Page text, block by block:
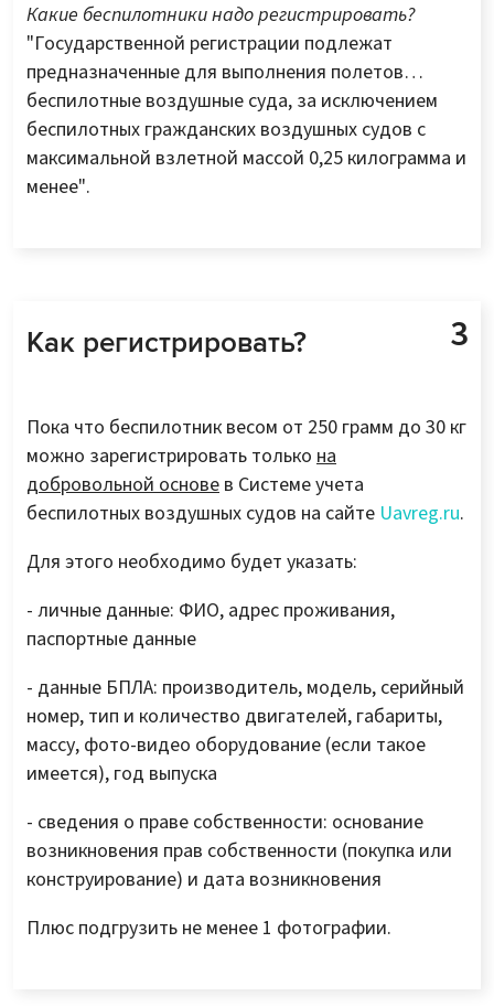
Какие беспилотники надо регистрировать?
"Государственной регистрации подлежат
предназначенные для выполнения полетов…
беспилотные воздушные суда, за исключением
беспилотных гражданских воздушных судов с
максимальной взлетной массой 0,25 килограмма и
менее".
Как регистрировать?
Пока что беспилотник весом от 250 грамм до 30 кг
можно зарегистрировать только на
добровольной основе в Системе учета
беспилотных воздушных судов на сайте Uavreg.ru.
Для этого необходимо будет указать:
- личные данные: ФИО, адрес проживания,
паспортные данные
- данные БПЛА: производитель, модель, серийный
номер, тип и количество двигателей, габариты,
массу, фото-видео оборудование (если такое
имеется), год выпуска
- сведения о праве собственности: основание
возникновения прав собственности (покупка или
конструирование) и дата возникновения
Плюс подгрузить не менее 1 фотографии.